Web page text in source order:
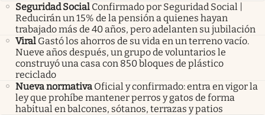
Seguridad Social Confirmado por Seguridad Social |
Reducirán un 15% de la pensión a quienes hayan
trabajado más de 40 años, pero adelanten su jubilación
Viral Gastó los ahorros de su vida en un terreno vacío.
Nueve años después, un grupo de voluntarios le
construyó una casa con 850 bloques de plástico
reciclado
Nueva normativa Oficial y confirmado: entra en vigor la
ley que prohíbe mantener perros y gatos de forma
habitual en balcones, sótanos, terrazas y patios